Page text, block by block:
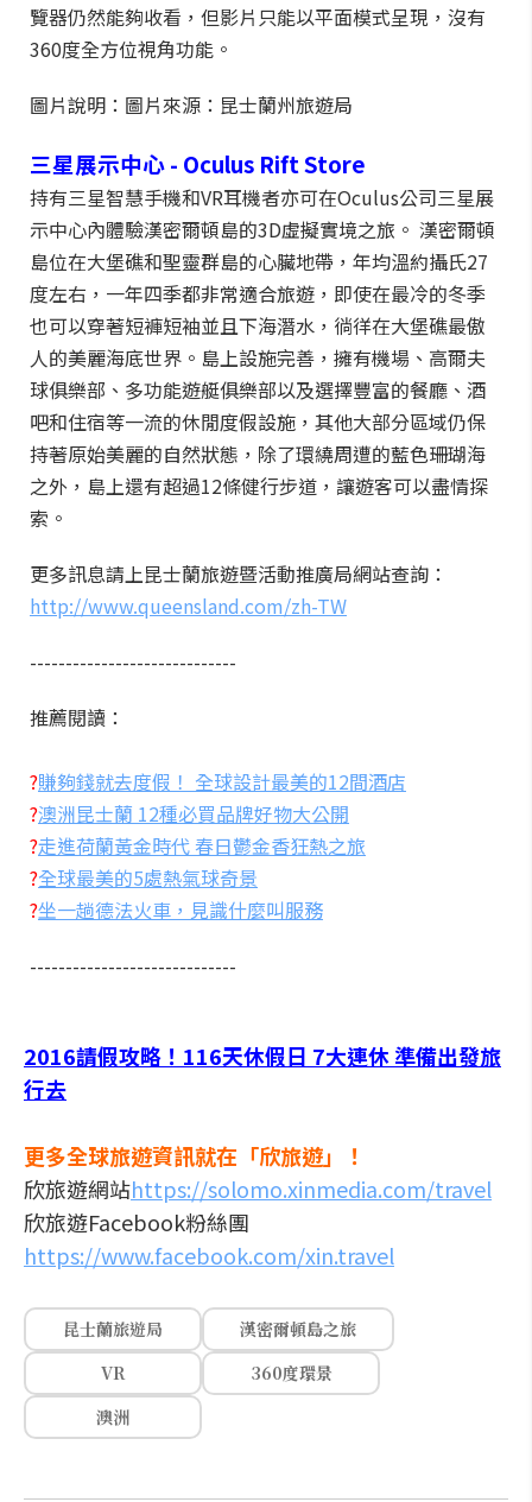
覽器仍然能夠收看，但影片只能以平面模式呈現，沒有
360度全方位視角功能。
圖片說明：圖片來源：昆士蘭州旅遊局
三星展示中心- Oculus Rift Store
持有三星智慧手機和VR耳機者亦可在Oculus公司三星展
示中心內體驗漢密爾頓島的3D虛擬實境之旅。 漢密爾頓
島位在大堡礁和聖靈群島的心臟地帶，年均溫約攝氏27
度左右，一年四季都非常適合旅遊，即使在最冷的冬季
也可以穿著短褲短袖並且下海潛水，徜徉在大堡礁最傲
人的美麗海底世界。島上設施完善，擁有機場、高爾夫
球俱樂部、多功能遊艇俱樂部以及選擇豐富的餐廳、酒
吧和住宿等一流的休閒度假設施，其他大部分區域仍保
持著原始美麗的自然狀態，除了環繞周遭的藍色珊瑚海
之外，島上還有超過12條健行步道，讓遊客可以盡情探
索。
更多訊息請上昆士蘭旅遊暨活動推廣局網站查詢：
http://www.queensland.com/zh-TW
-----------------------------
推薦閱讀：
?賺夠錢就去度假！ 全球設計最美的12間酒店
?澳洲昆士蘭 12種必買品牌好物大公開
?走進荷蘭黃金時代 春日鬱金香狂熱之旅
?全球最美的5處熱氣球奇景
?坐一趟德法火車，見識什麼叫服務
-----------------------------
2016請假攻略！116天休假日 7大連休 準備出發旅
行去
更多全球旅遊資訊就在「欣旅遊」！
欣旅遊網站https://solomo.xinmedia.com/travel
欣旅遊Facebook粉絲團
https://www.facebook.com/xin.travel
昆士蘭旅遊局
漢密爾頓島之旅
VR
360度環景
澳洲